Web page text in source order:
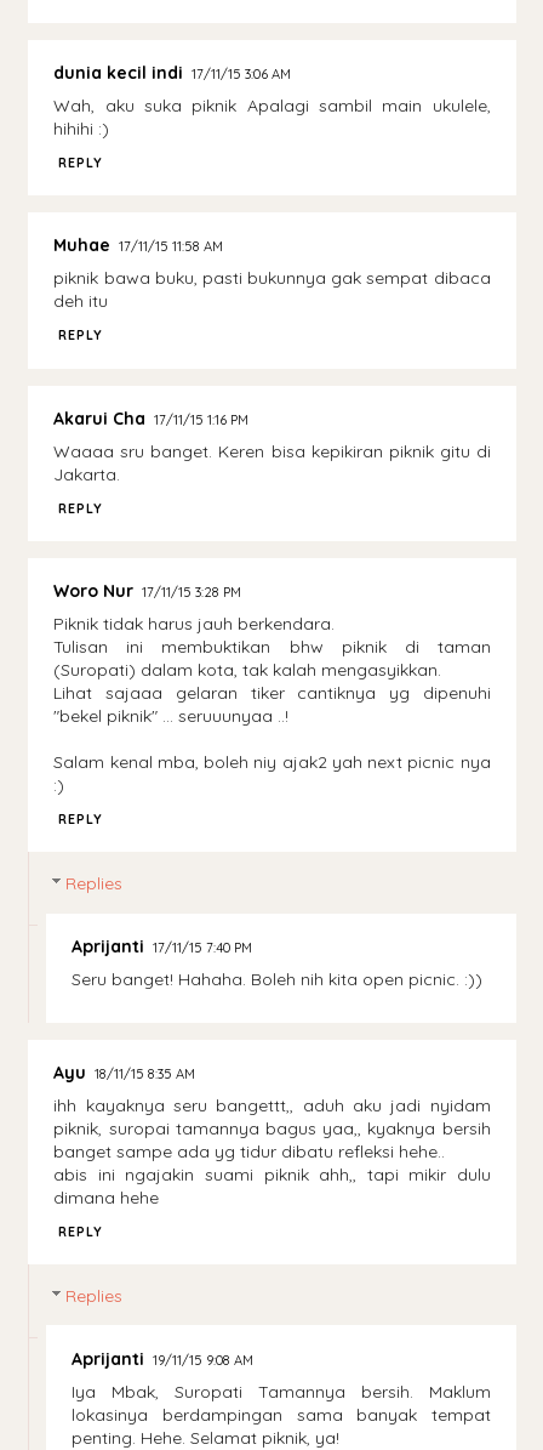
dunia kecil indi 17/11/15 3:06 AM
Wah, aku suka piknik Apalagi sambil main ukulele,
hihihi :)
REPLY
Muhae 17/11/15 11:58 AM
piknik bawa buku, pasti bukunnya gak sempat dibaca
deh itu
REPLY
Akarui Cha 17/11/15 1:16 PM
Waaaa sru banget. Keren bisa kepikiran piknik gitu di
Jakarta.
REPLY
Woro Nur 17/11/15 3:28 PM
Piknik tidak harus jauh berkendara.
Tulisan ini membuktikan bhw piknik di taman
(Suropati) dalam kota, tak kalah mengasyikkan.
Lihat sajaaa gelaran tiker cantiknya yg dipenuhi
"bekel piknik" ... seruuunyaa ..!
Salam kenal mba, boleh niy ajak2 yah next picnic nya
:)
REPLY
Replies
Aprijanti 17/11/15 7:40 PM
Seru banget! Hahaha. Boleh nih kita open picnic. :))
Ayu 18/11/15 8:35 AM
ihh kayaknya seru bangettt,, aduh aku jadi nyidam
piknik, suropai tamannya bagus yaa,, kyaknya bersih
banget sampe ada yg tidur dibatu refleksi hehe..
abis ini ngajakin suami piknik ahh,, tapi mikir dulu
dimana hehe
REPLY
Replies
Aprijanti 19/11/15 9:08 AM
Iya Mbak, Suropati Tamannya bersih. Maklum
lokasinya berdampingan sama banyak tempat
penting. Hehe. Selamat piknik, ya!